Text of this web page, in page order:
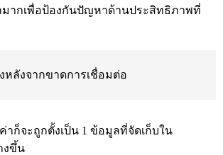
กมากเพื่อป้องกันปัญหาด้านประสิทธิภาพที่
หลังจากขาดการเชื่อมต่อ
าก็จะถูกตั้งเป็น 1 ข้อมูลที่จัดเก็บใน
งขึ้น